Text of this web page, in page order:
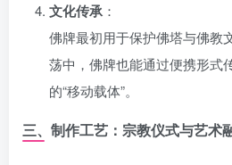
文化传承 ：
佛牌最初用于保护佛塔与佛教
荡中，佛牌也能通过便携形式
的“移动载体”。
三、制作工艺：宗教仪式与艺术